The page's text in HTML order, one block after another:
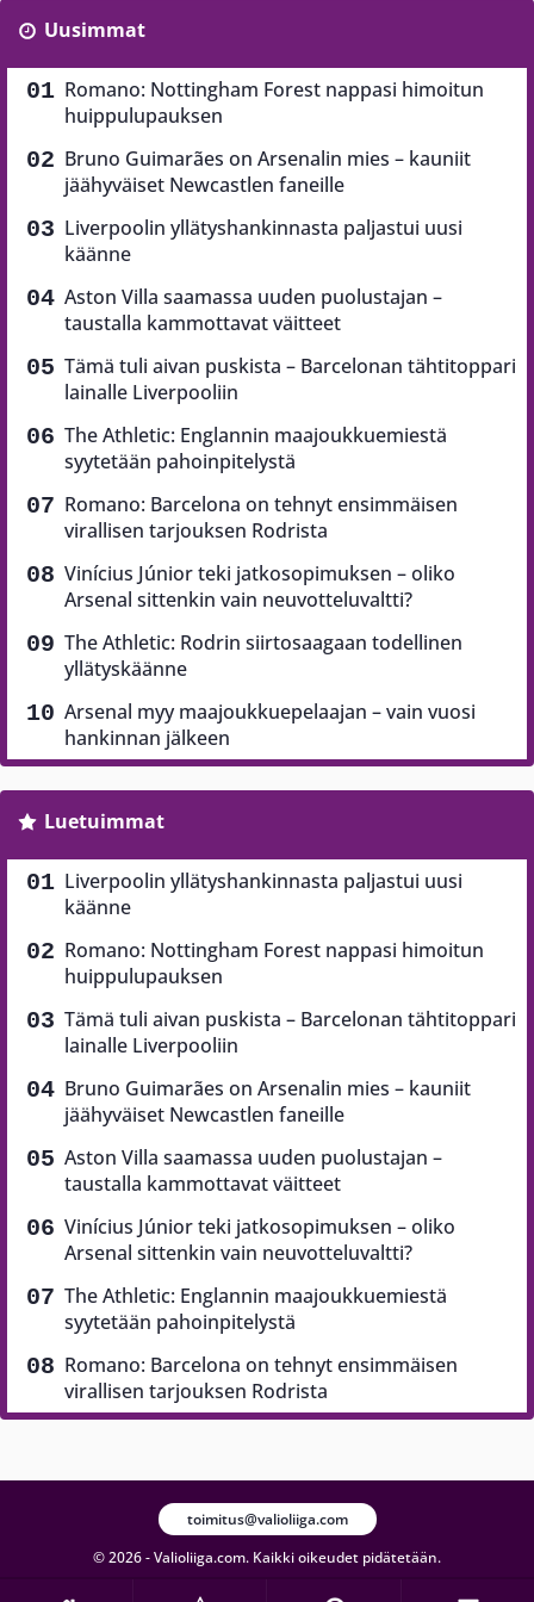
Uusimmat
Romano: Nottingham Forest nappasi himoitun
huippulupauksen
Bruno Guimarães on Arsenalin mies – kauniit
jäähyväiset Newcastlen faneille
Liverpoolin yllätyshankinnasta paljastui uusi
käänne
Aston Villa saamassa uuden puolustajan –
taustalla kammottavat väitteet
Tämä tuli aivan puskista – Barcelonan tähtitoppari
lainalle Liverpooliin
The Athletic: Englannin maajoukkuemiestä
syytetään pahoinpitelystä
Romano: Barcelona on tehnyt ensimmäisen
virallisen tarjouksen Rodrista
Vinícius Júnior teki jatkosopimuksen – oliko
Arsenal sittenkin vain neuvotteluvaltti?
The Athletic: Rodrin siirtosaagaan todellinen
yllätyskäänne
Arsenal myy maajoukkuepelaajan – vain vuosi
hankinnan jälkeen
Luetuimmat
Liverpoolin yllätyshankinnasta paljastui uusi
käänne
Romano: Nottingham Forest nappasi himoitun
huippulupauksen
Tämä tuli aivan puskista – Barcelonan tähtitoppari
lainalle Liverpooliin
Bruno Guimarães on Arsenalin mies – kauniit
jäähyväiset Newcastlen faneille
Aston Villa saamassa uuden puolustajan –
taustalla kammottavat väitteet
Vinícius Júnior teki jatkosopimuksen – oliko
Arsenal sittenkin vain neuvotteluvaltti?
The Athletic: Englannin maajoukkuemiestä
syytetään pahoinpitelystä
Romano: Barcelona on tehnyt ensimmäisen
virallisen tarjouksen Rodrista
© 2026 - Valioliiga.com. Kaikki oikeudet pidätetään.
toimitus@valioliiga.com